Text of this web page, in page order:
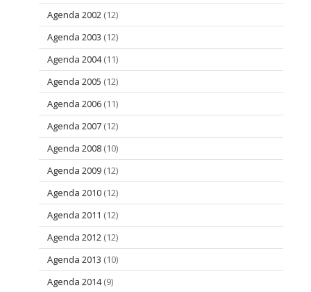
Agenda 2002 (12)
Agenda 2003 (12)
Agenda 2004(11)
Agenda 2005 (12)
Agenda 2006 (11)
Agenda 2007 (12)
Agenda 2008 (10)
Agenda 2009 (12)
Agenda 2010 (12)
Agenda 2011 (12)
Agenda 2012 (12)
Agenda 2013 (10)
Agenda 2014(9)